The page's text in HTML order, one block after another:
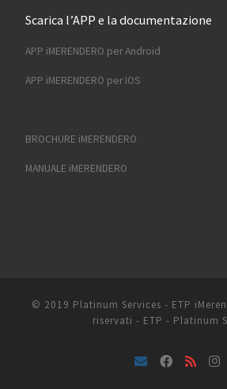
Scarica l’APP e la documentazione
APP iMERENDERO per Android
APP iMERENDERO per IOS
BROCHURE iMERENDERO
MANUALE iMERENDERO
© 2019 Platinum Services - ETP
riservati - ETP - Platinum